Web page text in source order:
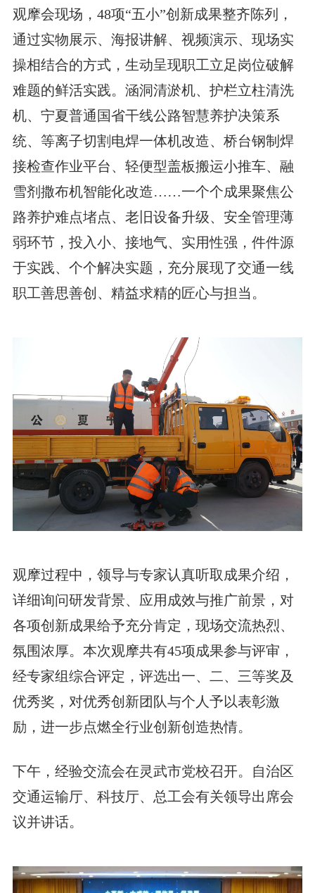
观摩会现场，48项“五小”创新成果整齐陈列，
通过实物展示、海报讲解、视频演示、现场实
操相结合的方式，生动呈现职工立足岗位破解
难题的鲜活实践。涵洞清淤机、护栏立柱清洗
机、宁夏普通国省干线公路智慧养护决策系
统、等离子切割电焊一体机改造、桥台钢制焊
接检查作业平台、轻便型盖板搬运小推车、融
雪剂撒布机智能化改造……一个个成果聚焦公
路养护难点堵点、老旧设备升级、安全管理薄
弱环节，投入小、接地气、实用性强，件件源
于实践、个个解决实题，充分展现了交通一线
职工善思善创、精益求精的匠心与担当。
观摩过程中，领导与专家认真听取成果介绍，
详细询问研发背景、应用成效与推广前景，对
各项创新成果给予充分肯定，现场交流热烈、
氛围浓厚。本次观摩共有45项成果参与评审，
经专家组综合评定，评选出一、二、三等奖及
优秀奖，对优秀创新团队与个人予以表彰激
励，进一步点燃全行业创新创造热情。
下午，经验交流会在灵武市党校召开。自治区
交通运输厅、科技厅、总工会有关领导出席会
议并讲话。